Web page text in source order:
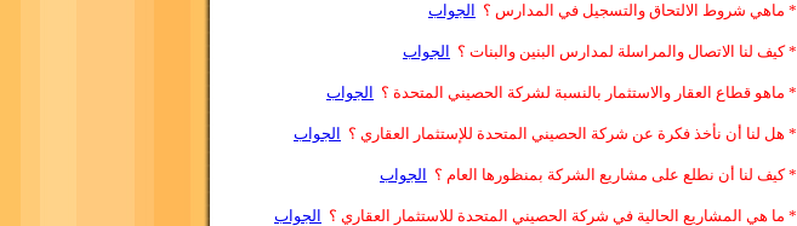
* ماهي شروط الالتحاق والتسجيل في المدارس ؟ الجواب
* كيف لنا الاتصال والمراسلة لمدارس البنين والبنات ؟ الجواب
* ماهو قطاع العقار والاستثمار بالنسبة لشركة الحصيني المتحدة ؟ الجواب
* هل لنا أن نأخذ فكرة عن شركة الحصيني المتحدة للإستثمار العقاري ؟ الجواب
* كيف لنا أن نطلع على مشاريع الشركة بمنظورها العام ؟ الجواب
* ما هي المشاريع الحالية في شركة الحصيني المتحدة للاستثمار العقاري ؟ الجواب